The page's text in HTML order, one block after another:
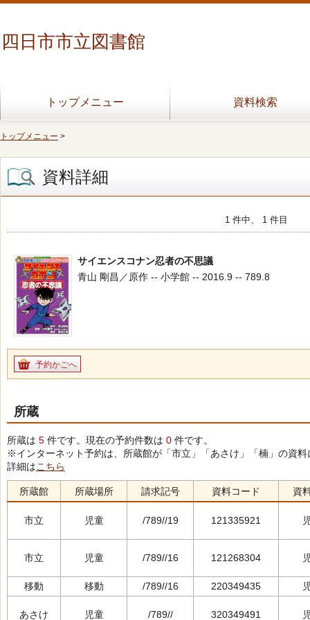
四日市市立図書館
トップメニュー 資料検索
トップメニュー >
資料詳細
1 件中、 1 件目
サイエンスコナン忍者の不思議
青山 剛昌／原作 -- 小学館 -- 2016.9 -- 789.8
予約かごへ
所蔵
所蔵は 5 件です。現在の予約件数は 0 件です。
※インターネット予約は、所蔵館が「市立」「あさけ」「楠」の資
詳細はこちら
所蔵館 所蔵場所 請求記号 資料コード 資
市立 児童 /789//19 121335921
市立 児童 /789//16 121268304
移動 移動 /789//16 220349435
あさけ 児童 /789// 320349491